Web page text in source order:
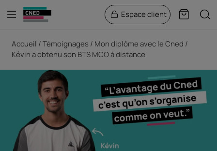
Menu Espace client Panier
Accueil Témoignages
Mon diplôme avec le Cned
Kévin a obtenu son BTS MCO à distance